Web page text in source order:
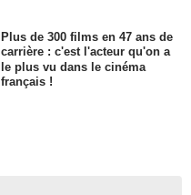
Plus de 300 films en 47 ans de
carrière : c'est l'acteur qu'on a
le plus vu dans le cinéma
français !